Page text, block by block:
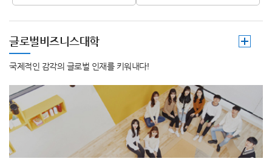
글로벌비즈니스대학
국제적인 감각의 글로벌 인재를 키워내다!